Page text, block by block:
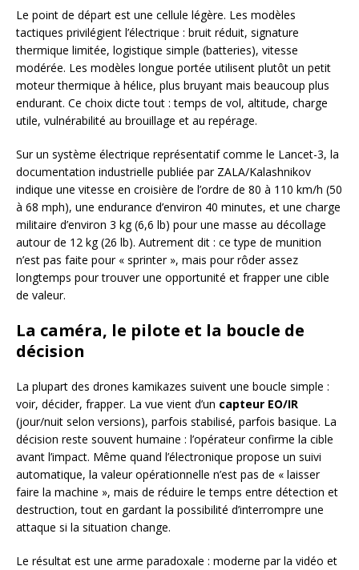
Le point de départ est une cellule légère. Les modèles
tactiques privilégient l’électrique : bruit réduit, signature
thermique limitée, logistique simple (batteries), vitesse
modérée. Les modèles longue portée utilisent plutôt un petit
moteur thermique à hélice, plus bruyant mais beaucoup plus
endurant. Ce choix dicte tout : temps de vol, altitude, charge
utile, vulnérabilité au brouillage et au repérage.
Sur un système électrique représentatif comme le Lancet-3, la
documentation industrielle publiée par ZALA/Kalashnikov
indique une vitesse en croisière de l’ordre de 80 à 110 km/h (50
à 68 mph), une endurance d’environ 40 minutes, et une charge
militaire d’environ 3 kg (6,6 lb) pour une masse au décollage
autour de 12 kg (26 lb). Autrement dit : ce type de munition
n’est pas faite pour « sprinter », mais pour rôder assez
longtemps pour trouver une opportunité et frapper une cible
de valeur.
La caméra, le pilote et la boucle de
décision
La plupart des drones kamikazes suivent une boucle simple :
voir, décider, frapper. La vue vient d’un capteur EO/IR
(jour/nuit selon versions), parfois stabilisé, parfois basique. La
décision reste souvent humaine : l’opérateur confirme la cible
avant l’impact. Même quand l’électronique propose un suivi
automatique, la valeur opérationnelle n’est pas de « laisser
faire la machine », mais de réduire le temps entre détection et
destruction, tout en gardant la possibilité d’interrompre une
attaque si la situation change.
Le résultat est une arme paradoxale : moderne par la vidéo et